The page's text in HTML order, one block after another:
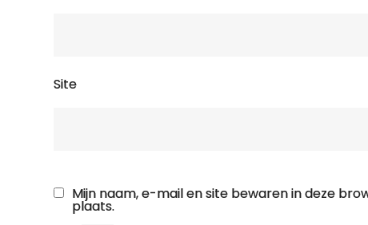
Site
Mijn naam, e-mail en site bewaren in deze
plaats.